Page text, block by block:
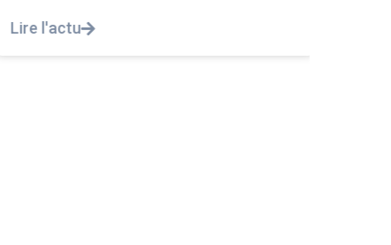
Lire l'actu